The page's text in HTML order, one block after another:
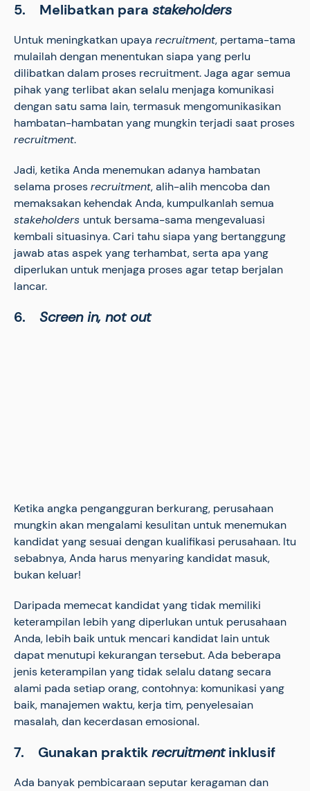
5. Melibatkan para stakeholders
Untuk meningkatkan upaya recruitment, pertama-tama
mulailah dengan menentukan siapa yang perlu
dilibatkan dalam proses recruitment. Jaga agar semua
pihak yang terlibat akan selalu menjaga komunikasi
dengan satu sama lain, termasuk mengomunikasikan
hambatan-hambatan yang mungkin terjadi saat proses
recruitment.
Jadi, ketika Anda menemukan adanya hambatan
selama prosesrecruitment, alih-alih mencoba dan
memaksakan kehendak Anda, kumpulkanlah semua
stakeholders untuk bersama-sama mengevaluasi
kembali situasinya. Cari tahu siapa yang bertanggung
jawab atas aspek yang terhambat, serta apa yang
diperlukan untuk menjaga proses agar tetap berjalan
lancar.
6. Screen in, not out
Ketika angka pengangguran berkurang, perusahaan
mungkin akan mengalami kesulitan untuk menemukan
kandidat yang sesuai dengan kualifikasi perusahaan. Itu
sebabnya, Anda harus menyaring kandidat masuk,
bukan keluar!
Daripada memecat kandidat yang tidak memiliki
keterampilan lebih yang diperlukan untuk perusahaan
Anda, lebih baik untuk mencari kandidat lain untuk
dapat menutupi kekurangan tersebut. Ada beberapa
jenis keterampilan yang tidak selalu datang secara
alami pada setiap orang, contohnya: komunikasi yang
baik, manajemen waktu, kerja tim, penyelesaian
masalah, dan kecerdasan emosional.
7. Gunakan praktikrecruitmentinklusif
Ada banyak pembicaraan seputar keragaman dan